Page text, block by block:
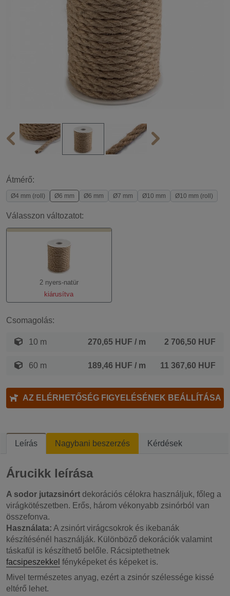
Átmérő:
Ø4 mm (roll) Ø6 mm Ø6 mm Ø7 mm Ø10 mm Ø10 mm (roll)
Válasszon változatot:
2 nyers-natür
kiárusítva
Csomagolás:
10 m 270,65 HUF / m 2 706,50 HUF
60 m 189,46 HUF / m 11 367,60 HUF
AZ ELÉRHETŐSÉG FIGYELÉSÉNEK BEÁLLÍTÁSA
Leírás Nagybani beszerzés Kérdések
Árucikk leírása
A sodor jutazsinórt dekorációs célokra használjuk, főleg a
virágkötészetben. Erős, három vékonyabb zsinórból van
összefonva.
Használata: A zsinórt virágcsokrok és ikebanák
készítésénél használják. Különböző dekorációk valamint
táskafül is készíthető belőle. Rácsiptethetnek
facsipeszekkel fényképeket és képeket is.
Mivel természetes anyag, ezért a zsinór szélessége kissé
eltérő lehet.